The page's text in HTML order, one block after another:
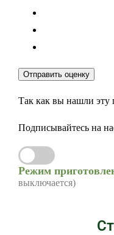
Отправить оценку
Так как вы нашли эту
Подписывайтесь на
Режим
выключается)